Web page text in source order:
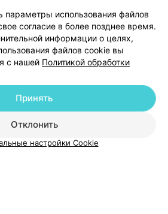
Добавить специалиста
параметры использования файлов
согласие в более позднее время.
информации о целях,
файлов cookie вы
с нашей Политикой обработки
Отклонить
Принять
настройки Cookie